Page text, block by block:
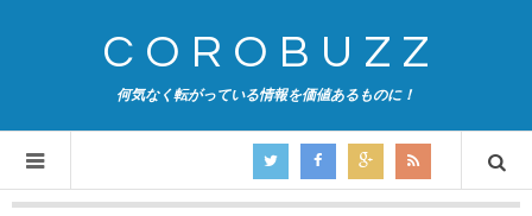
COROBUZZ
何気なく転がっている情報を価値あるものに！